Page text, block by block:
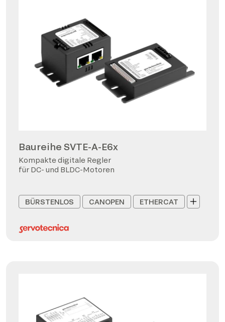
Baureihe SVTE-A-E6x
Kompakte digitale Regler
für DC- und BLDC-Motoren
BÜRSTENLOS CANOPEN ETHERCAT